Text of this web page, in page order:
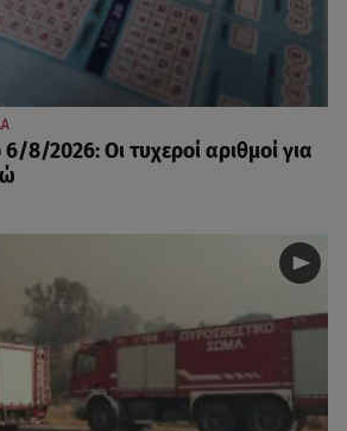
8/2026: Οι τυχεροί αριθμοί για